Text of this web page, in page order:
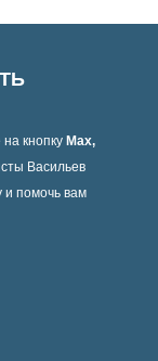
кнопку Max,
Васильев
и помочь вам